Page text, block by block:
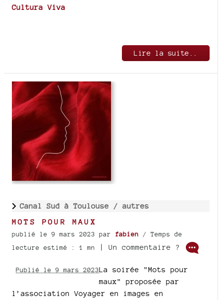
Cultura Viva
Lire la suite..
Canal Sud à Toulouse / autres
MOTS POUR MAUX
publié le 9 mars 2023 par fabien / Temps de
lecture estimé : 1 mn
| Un commentaire ?
Publié le 9 mars 2023La soirée "Mots pour
maux" proposée par
l’association Voyager en images en